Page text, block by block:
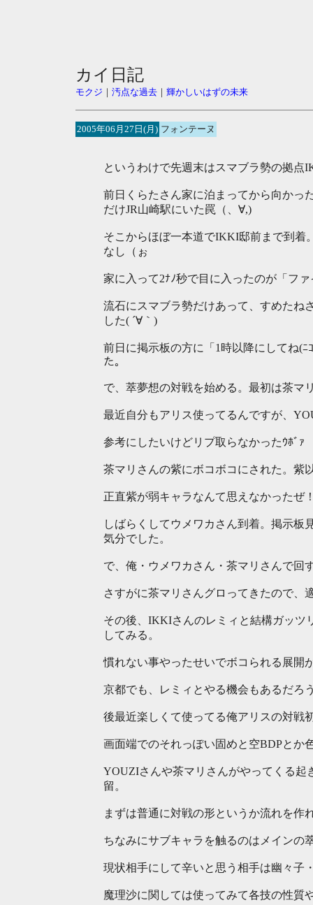
カイ日記
モクジ ｜ 汚点な過去｜ 輝かしいはずの未来
2005年06月27日(月) フォンテーヌ
というわけで先週末はスマブラ勢の拠
前日くらたさん家に泊まってから向かっ
だけJR山崎駅にいた罠（、∀,)
そこからほぼ一本道でIKKI邸前まで到着
なし（ぉ
家に入って2ﾅﾉ秒で目に入ったのが「フ
流石にスマブラ勢だけあって、すめたね
した( ´∀｀)
前日に掲示板の方に「1時以降にしてね(
た。
で、萃夢想の対戦を始める。最初は茶マ
最近自分もアリス使ってるんですが、
参考にしたいけどリプ取らなかったｳﾎﾞｧ
茶マリさんの紫にボコボコにされた。紫
正直紫が弱キャラなんて思えなかったぜ
しばらくしてウメワカさん到着。掲示板
気分でした。
で、俺・ウメワカさん・茶マリさんで回
さすがに茶マリさんグロってきたので、
その後、IKKIさんのレミィと結構ガッツ
してみる。
慣れない事やったせいでボコられる展開
京都でも、レミィとやる機会もあるだろ
後最近楽しくて使ってる俺アリスの対戦
画面端でのそれっぽい固めと空BDPとか
YOUZIさんや茶マリさんがやってくる起
留。
まずは普通に対戦の形というか流れを作
ちなみにサブキャラを触るのはメインの
現状相手にして辛いと思う相手は幽々子
魔理沙に関しては使ってみて各技の性質